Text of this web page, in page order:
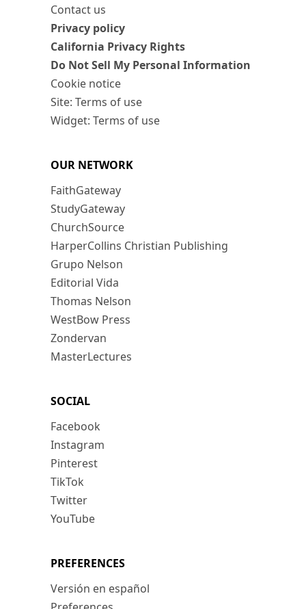
Contact us
Privacy policy
California Privacy Rights
Do Not Sell My Personal Information
Cookie notice
Site: Terms of use
Widget: Terms of use
OUR NETWORK
FaithGateway
StudyGateway
ChurchSource
HarperCollins Christian Publishing
Grupo Nelson
Editorial Vida
Thomas Nelson
WestBow Press
Zondervan
MasterLectures
SOCIAL
Facebook
Instagram
Pinterest
TikTok
Twitter
YouTube
PREFERENCES
Versión en español